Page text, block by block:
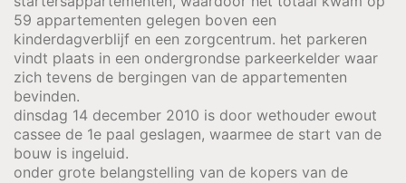
59 appartementen gelegen boven een
kinderdagverblijf en een zorgcentrum. het parkeren
vindt plaats in een ondergrondse parkeerkelder waar
zich tevens de bergingen van de appartementen
bevinden.
dinsdag 14 december 2010 is door wethouder ewout
cassee de 1e paal geslagen, waarmee de start van de
bouw is ingeluid.
onder grote belangstelling van de kopers van de